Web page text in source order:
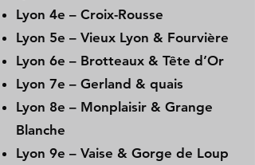
Lyon 4e – Croix-Rousse
Lyon 5e – Vieux Lyon & Fourvière
Lyon 6e – Brotteaux & Tête d’Or
Lyon 7e – Gerland & quais
Lyon 8e – Monplaisir & Grange
Blanche
Lyon 9e – Vaise & Gorge de Loup